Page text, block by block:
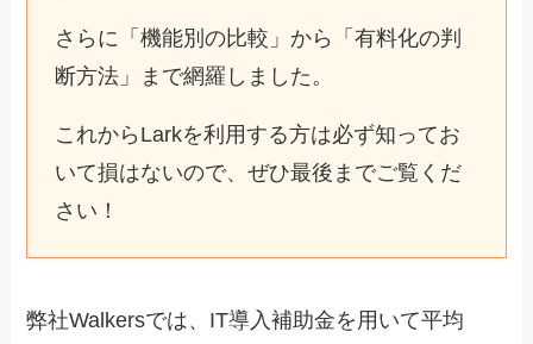
さらに「機能別の比較」から「有料化の判
断方法」まで網羅しました。
これからLarkを利用する方は必ず知ってお
いて損はないので、ぜひ最後までご覧くだ
さい！
弊社Walkersでは、IT導入補助金を用いて平均